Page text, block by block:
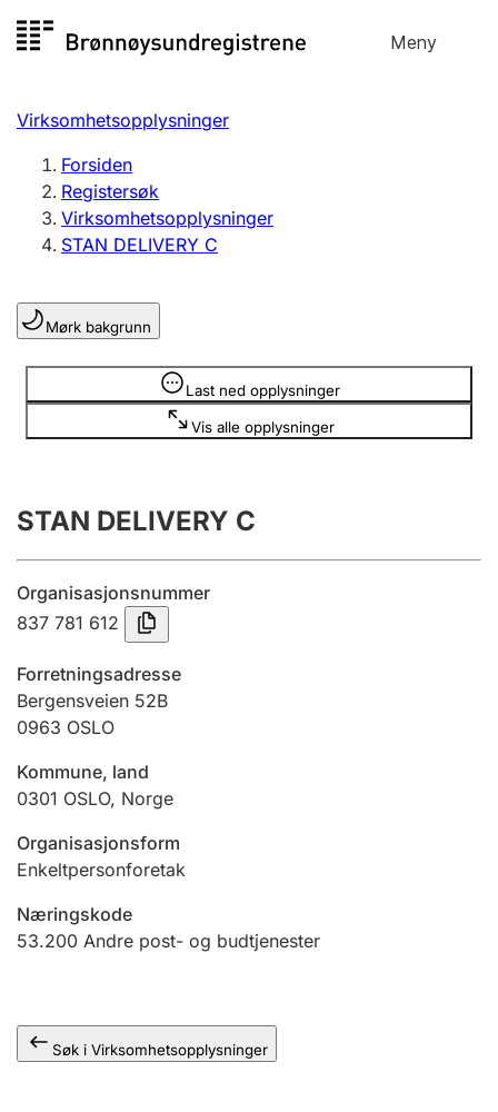
til
Meny
Registersøk
Aksjeselskap
Enkeltpersonforetak
Registrere, endre, slette
Lag og forening
Registrere, endre, slette
Innsending og forsinkelsesgebyr
Tinglysing
Jeger
Ektepaktveileder
Offentlig sektor
Virksomhetsopplysninger
Forsiden
Registersøk
Virksomhetsopplysninger
STAN DELIVERY C
Mørk bakgrunn
Last ned opplysninger
Vis alle opplysninger
Opplysninger er skjult
STAN DELIVERY C
Organisasjonsnummer
837 781 612
Forretningsadresse
Bergensveien 52B
0963 OSLO
Kommune, land
0301 OSLO, Norge
Organisasjonsform
Enkeltpersonforetak
Næringskode
53.200 Andre post- og budtjenester
Søk i Virksomhetsopplysninger